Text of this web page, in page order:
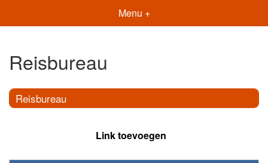
Menu +
Reisbureau
Reisbureau
Link toevoegen